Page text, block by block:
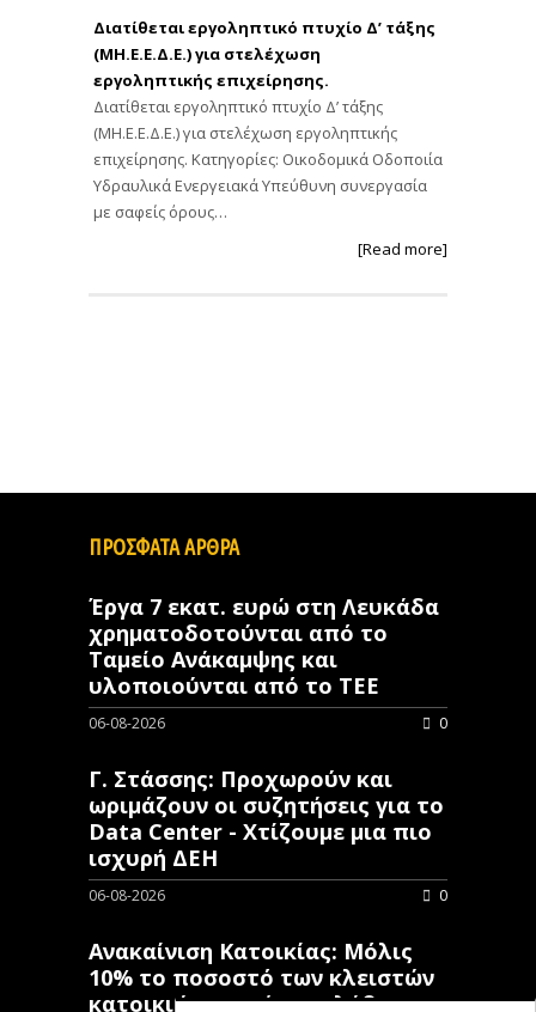
Διατίθεται εργοληπτικό πτυχίο Δ’ τάξης
(ΜΗ.Ε.Ε.Δ.Ε.) για στελέχωση
εργοληπτικής επιχείρησης.
Διατίθεται εργοληπτικό πτυχίο Δ’ τάξης
(ΜΗ.Ε.Ε.Δ.Ε.) για στελέχωση εργοληπτικής
επιχείρησης. Κατηγορίες: Οικοδομικά Οδοποιία
Υδραυλικά Ενεργειακά Υπεύθυνη συνεργασία
με σαφείς όρους…
[Read more]
ΠΡΟΣΦΑΤΑ ΑΡΘΡΑ
Έργα 7 εκατ. ευρώ στη Λευκάδα
χρηματοδοτούνται από το
Ταμείο Ανάκαμψης και
υλοποιούνται από το ΤΕΕ
06-08-2026 0
Γ. Στάσσης: Προχωρούν και
ωριμάζουν οι συζητήσεις για το
Data Center - Χτίζουμε μια πιο
ισχυρή ΔΕΗ
06-08-2026 0
Ανακαίνιση Κατοικίας: Μόλις
10% το ποσοστό των κλειστών
κατοικιών που έχουν λάβει